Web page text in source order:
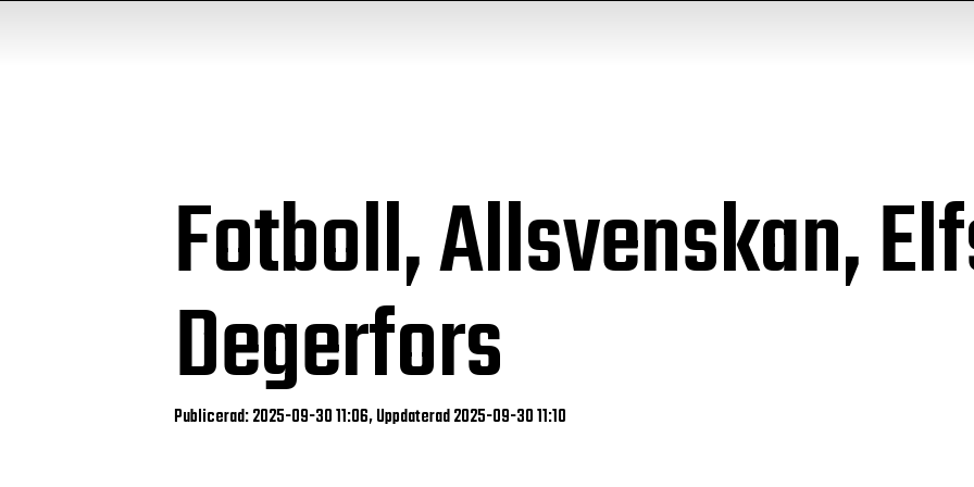
Fotboll, Allsvenskan,
Degerfors
Publicerad: 2025-09-30 11:06, Uppdaterad 2025-09-30 11:10